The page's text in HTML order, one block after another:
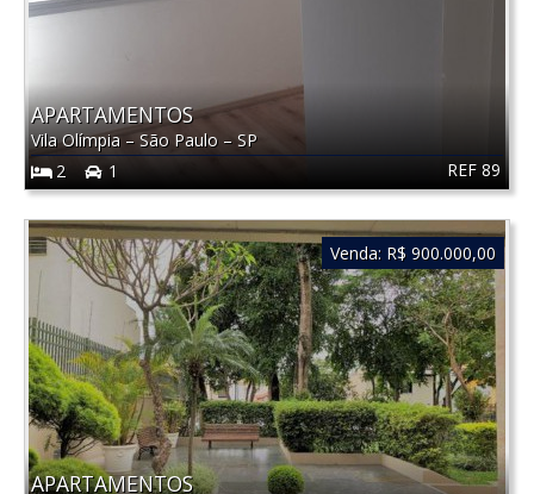
REF 89
APARTAMENTOS
Vila Olímpia – São Paulo –SP
2
1
APARTAMENTOS
Venda: R$ 900.000,00